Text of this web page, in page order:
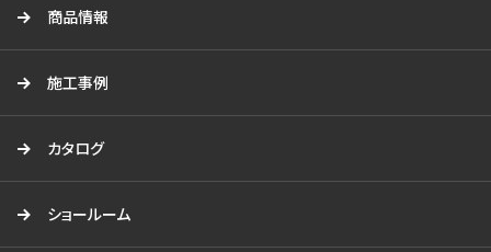
商品情報
施工事例
カタログ
ショールーム